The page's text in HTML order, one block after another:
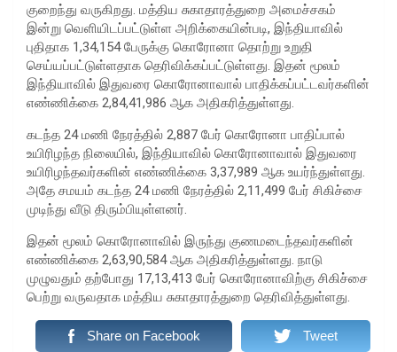
குறைந்து வருகிறது. மத்திய சுகாதாரத்துறை அமைச்சகம்
இன்று வெளியிடப்பட்டுள்ள அறிக்கையின்படி, இந்தியாவில்
புதிதாக 1,34,154 பேருக்கு கொரோனா தொற்று உறுதி
செய்யப்பட்டுள்ளதாக தெரிவிக்கப்பட்டுள்ளது. இதன் மூலம்
இந்தியாவில் இதுவரை கொரோனாவால் பாதிக்கப்பட்டவர்களின்
எண்ணிக்கை 2,84,41,986 ஆக அதிகரித்துள்ளது.
கடந்த 24 மணி நேரத்தில் 2,887 பேர் கொரோனா பாதிப்பால்
உயிரிழந்த நிலையில், இந்தியாவில் கொரோனாவால் இதுவரை
உயிரிழந்தவர்களின் எண்ணிக்கை 3,37,989 ஆக உயர்ந்துள்ளது.
அதே சமயம் கடந்த 24 மணி நேரத்தில் 2,11,499 பேர் சிகிச்சை
முடிந்து வீடு திரும்பியுள்ளனர்.
இதன் மூலம் கொரோனாவில் இருந்து குணமடைந்தவர்களின்
எண்ணிக்கை 2,63,90,584 ஆக அதிகரித்துள்ளது. நாடு
முழுவதும் தற்போது 17,13,413 பேர் கொரோனாவிற்கு சிகிச்சை
பெற்று வருவதாக மத்திய சுகாதாரத்துறை தெரிவித்துள்ளது.
Share on Facebook Tweet